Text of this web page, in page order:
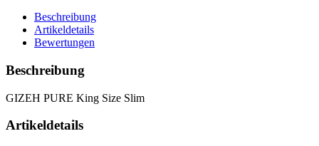
Beschreibung
Artikeldetails
Bewertungen
Beschreibung
GIZEH PURE King Size Slim
Artikeldetails